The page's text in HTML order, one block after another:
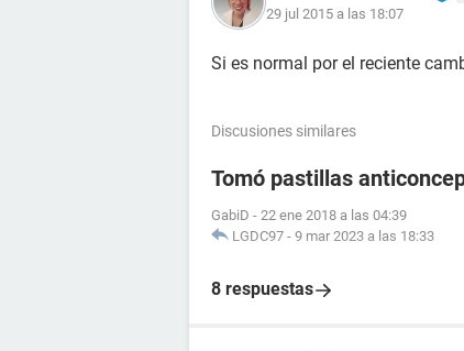
29 jul 2015 a las 18:07
Si es normal por el reciente
Discusiones similares
Tomó pastillas
GabiD - 22 ene 2018 a las 04:39
LGDC97 - 9 mar 2023 a las 18:33
8 respuestas